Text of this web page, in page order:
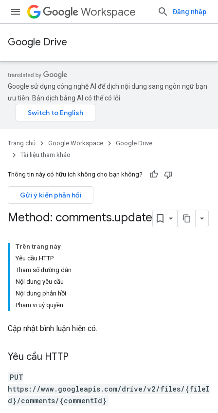
Workspace Đăng nhập
Google Drive
Google sử dụng công nghệ AI để dịch nội dung sang ngôn ngữ bạn
ưu tiên. Bản dịch bằng AI có thể có lỗi.
Trang chủ Google Workspace
Google Drive
Tài liệu tham khảo
Thông tin này có hữu ích không cho bạn không?
Gửi ý kiến phản hồi
Method: comments.update
Trên trang này
Yêu cầu HTTP
Tham số đường dẫn
Nội dung yêu cầu
Nội dung phản hồi
Phạm vi uỷ quyền
Cập nhật bình luận hiện có.
Yêu cầu HTTP
PUT
https://www.googleapis.com/drive/v2/files/{fileI
d}/comments/{commentId}